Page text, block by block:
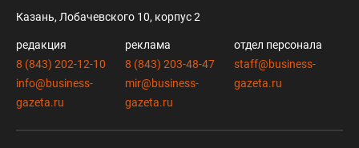
Казань, Лобачевского 10, корпус 2
редакция
8 (843) 202-12-10
info@business-
gazeta.ru
реклама
8 (843) 203-48-47
mir@business-
gazeta.ru
отдел персонала
staff@business-
gazeta.ru